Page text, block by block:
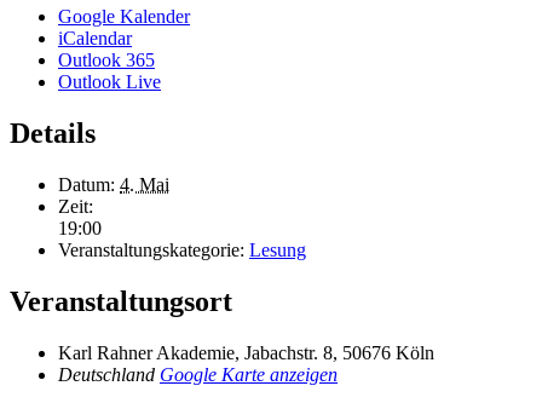
Google Kalender
iCalendar
Outlook 365
Outlook Live
Details
Datum: 4. Mai
Zeit:
19:00
Veranstaltungskategorie: Lesung
Veranstaltungsort
Karl Rahner Akademie, Jabachstr. 8, 50676 Köln
Deutschland Google Karte anzeigen